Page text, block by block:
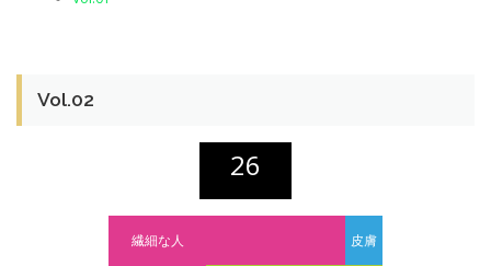
Vol.02
26
繊細な人 皮膚